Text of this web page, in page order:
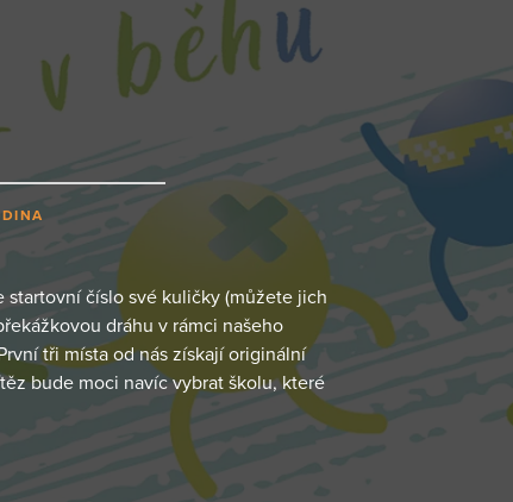
číslo své kuličky (můžete jich
dráhu v rámci našeho
tři místa od nás získají originální
bude moci navíc vybrat školu, které